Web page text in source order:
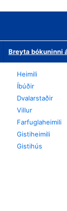
Breyta bókuninni
Heimili
Íbúðir
Dvalarstaðir
Villur
Farfuglaheimili
Gistiheimili
Gistihús